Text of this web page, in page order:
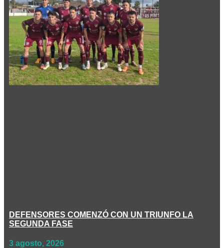
DEFENSORES COMENZÓ CON UN TRIUNFO LA
SEGUNDA FASE
3 agosto, 2026